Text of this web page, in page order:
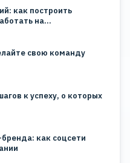
как построить
на…
свою команду
к успеху, о которых
как соцсети